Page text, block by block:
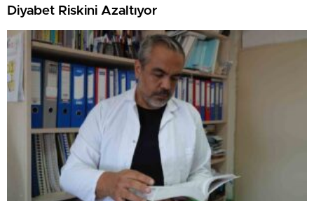
Diyabet Riskini Azaltıyor